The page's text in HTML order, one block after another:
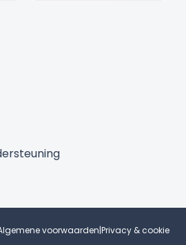
voorwaarden|Privacy & cookie